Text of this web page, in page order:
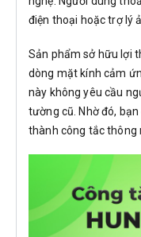
điện thoại hoặc trợ lý
Sản phẩm sở hữu lợi
dòng mặt kính cảm
này không yêu cầu
tường cũ. Nhờ đó,
thành công tắc thông